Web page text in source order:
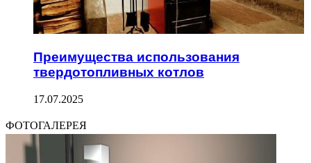
Преимущества использования
твердотопливных котлов
17.07.2025
ФОТОГАЛЕРЕЯ